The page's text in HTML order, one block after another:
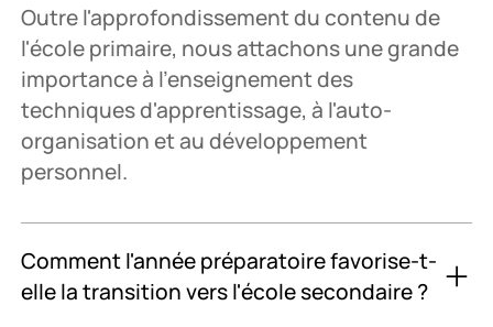
Outre l'approfondissement du contenu de
l'école primaire, nous attachons une grande
importance à l'enseignement des
techniques d'apprentissage, à l'auto-
organisation et au développement
personnel.
Comment l'année préparatoire favorise-t-
elle la transition vers l'école secondaire ?